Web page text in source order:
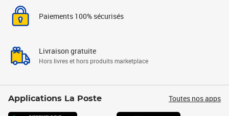
Paiements 100% sécurisés
Livraison gratuite
Hors livres et hors produits marketplace
Applications La Poste Toutes nos apps